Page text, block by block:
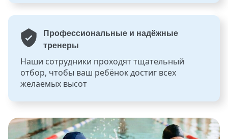
Профессиональные и надёжные
тренеры
Наши сотрудники проходят тщательный
отбор, чтобы ваш ребёнок достиг всех
желаемых высот